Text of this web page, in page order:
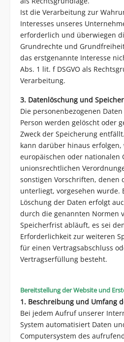
Ist die Verarbeitung zur
Interesses unseres
erforderlich und überwiegen
Grundrechte und
das erstgenannte Interesse
Abs. 1 lit. f DSGVO als
Verarbeitung.
3. Datenlöschung und
Die personenbezogenen
Person werden gelöscht oder
Zweck der Speicherung
kann darüber hinaus
europäischen oder nationalen
unionsrechtlichen
sonstigen Vorschriften, denen
unterliegt, vorgesehen wurde.
Löschung der Daten erfolgt
durch die genannten Normen
Speicherfrist abläuft, es sei
Erforderlichkeit zur weiteren
für einen Vertragsabschluss
Vertragserfüllung besteht.
Bereitstellung der Website und
1. Beschreibung und Umfang
Bei jedem Aufruf unserer
System automatisiert Daten
Computersystem des